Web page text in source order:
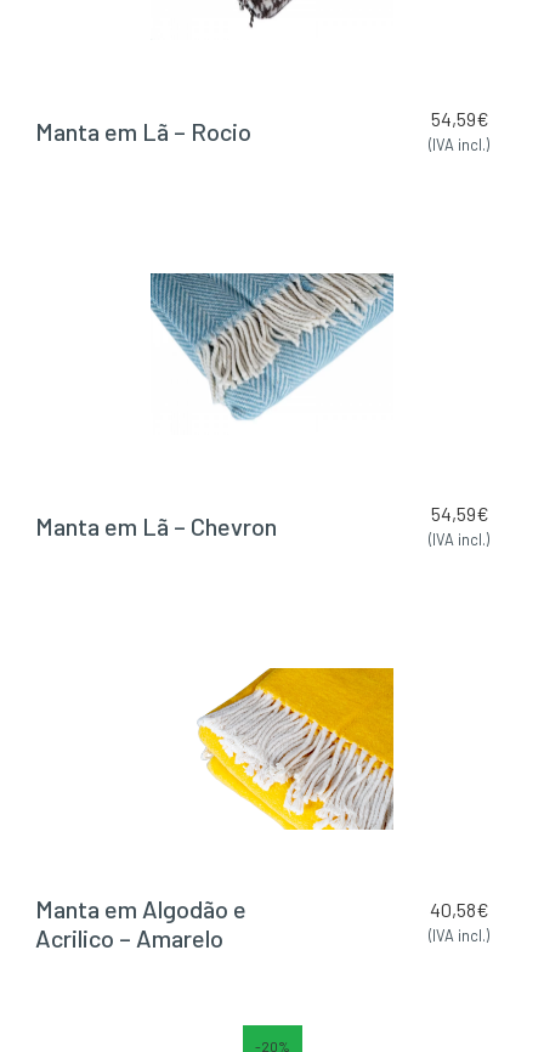
Manta em Lã – Rocio 54,59€
(IVA incl.)
Manta em Lã – Chevron 54,59€
(IVA incl.)
Manta em Algodão e
Acrilico – Amarelo
40,58€
(IVA incl.)
-20%